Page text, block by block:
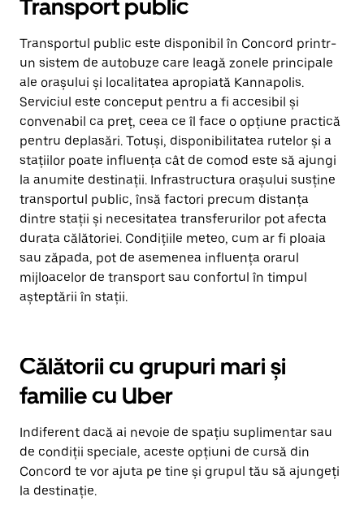
Transport public
Transportul public este disponibil în Concord printr-
un sistem de autobuze care leagă zonele principale
ale orașului și localitatea apropiată Kannapolis.
Serviciul este conceput pentru a fi accesibil și
convenabil ca preț, ceea ce îl face o opțiune practică
pentru deplasări. Totuși, disponibilitatea rutelor și a
stațiilor poate influența cât de comod este să ajungi
la anumite destinații. Infrastructura orașului susține
transportul public, însă factori precum distanța
dintre stații și necesitatea transferurilor pot afecta
durata călătoriei. Condițiile meteo, cum ar fi ploaia
sau zăpada, pot de asemenea influența orarul
mijloacelor de transport sau confortul în timpul
așteptării în stații.
Călătorii cu grupuri mari și
familie cu Uber
Indiferent dacă ai nevoie de spațiu suplimentar sau
de condiții speciale, aceste opțiuni de cursă din
Concord te vor ajuta pe tine și grupul tău să ajungeți
la destinație.